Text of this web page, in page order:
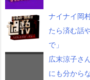
ナイナイ岡
たら済む話
で」
広末涼子さ
にも分から